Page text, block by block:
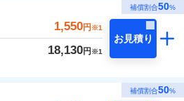
補償割合50%
1,550円 ※1
18,130円 ※1
お見積り
補償割合50%